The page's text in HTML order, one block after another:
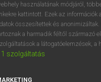
VAN ELŐFIZETÉSED?
megtekintéséhez.
használatának módjáról,
kattintott. Ezek az
összesítettek és
a harmadik féltől származó
a látogatóelemzések, a
1 szolgáltatás
a s d f
í y x c